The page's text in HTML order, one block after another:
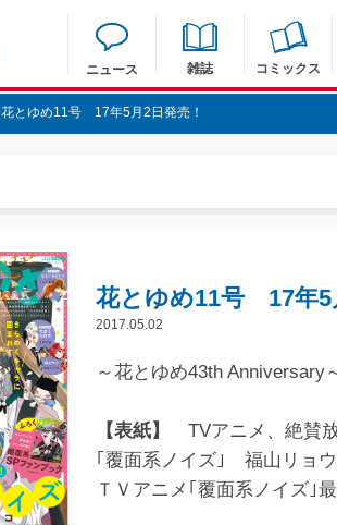
ニュース 雑誌 コミックス
花とゆめ11号 17年5月2日発売！
花とゆめ11号 17年5
2017.05.02
～花とゆめ43th Anniversary
【表紙】
TVアニメ、絶賛
｢覆面系ノイズ｣ 福山リョ
ＴＶアニメ｢覆面系ノイズ｣